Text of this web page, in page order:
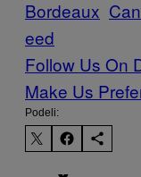
Bordeaux
eed
Follow Us On
Make Us
Podeli: